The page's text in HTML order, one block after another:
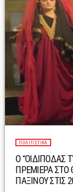
ΠΟΛΙΤΙΣΤΙΚΆ
Ο “ΟΙΔΙΠΟΔΑΣ
ΠΡΕΜΙΕΡΑ ΣΤΟ
ΠΑΞΙΝΟΥ ΣΤΙΣ